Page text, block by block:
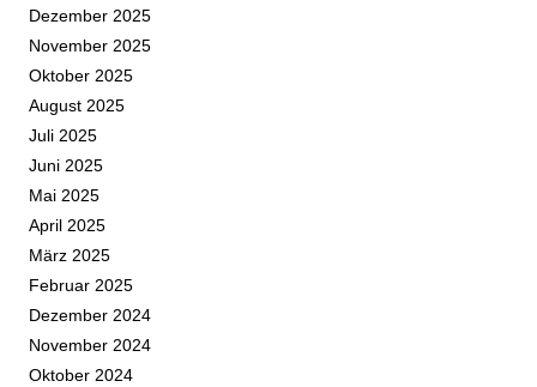
Dezember 2025
November 2025
Oktober 2025
August 2025
Juli 2025
Juni 2025
Mai 2025
April 2025
März 2025
Februar 2025
Dezember 2024
November 2024
Oktober 2024